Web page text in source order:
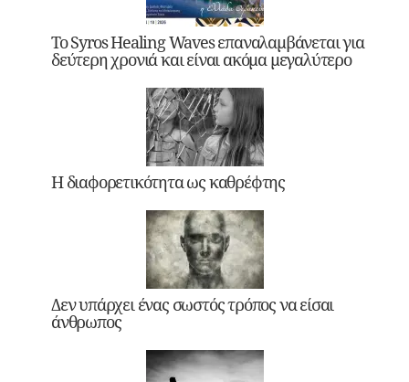
Το Syros Healing Waves επαναλαμβάνεται για
δεύτερη χρονιά και είναι ακόμα μεγαλύτερο
Η διαφορετικότητα ως καθρέφτης
Δεν υπάρχει ένας σωστός τρόπος να είσαι
άνθρωπος